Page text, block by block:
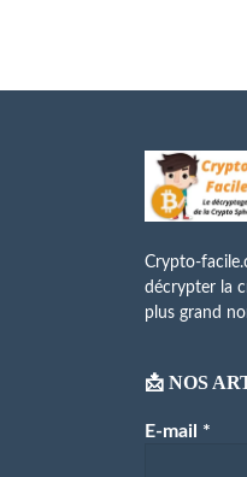
Crypto-
décrypter la
plus grand
📩 NOS
E-mail *